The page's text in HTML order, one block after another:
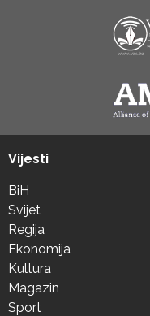
Vijesti
BiH
Svijet
Regija
Ekonomija
Kultura
Magazin
Sport